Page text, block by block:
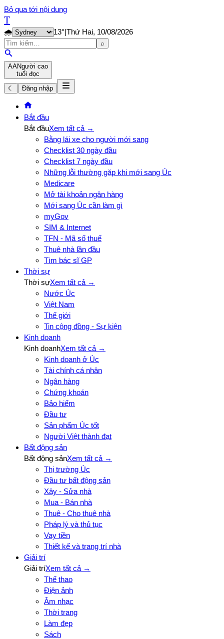
Bỏ qua tới nội dung
T
🌧️ 13°|Thứ Hai, 10/08/2026
⌕
AANgười cao
tuổi đọc
☾
Đăng nhập
Bắt đầu
Bắt đầuXem tất cả →
Bằng lái xe cho người mới sang
Checklist 30 ngày đầu
Checklist 7 ngày đầu
Những lỗi thường gặp khi mới sang Úc
Medicare
Mở tài khoản ngân hàng
Mới sang Úc cần làm gì
myGov
SIM & Internet
TFN - Mã số thuế
Thuê nhà lần đầu
Tìm bác sĩ GP
Thời sự
Thời sựXem tất cả →
Nước Úc
Việt Nam
Thế giới
Tin cộng đồng - Sự kiện
Kinh doanh
Kinh doanhXem tất cả →
Kinh doanh ở Úc
Tài chính cá nhân
Ngân hàng
Chứng khoán
Bảo hiểm
Đầu tư
Sản phẩm Úc tốt
Người Việt thành đạt
Bất động sản
Bất động sảnXem tất cả →
Thị trường Úc
Đầu tư bất động sản
Xây - Sửa nhà
Mua - Bán nhà
Thuê - Cho thuê nhà
Pháp lý và thủ tục
Vay tiền
Thiết kế và trang trí nhà
Giải trí
Giải tríXem tất cả →
Thể thao
Điện ảnh
Âm nhạc
Thời trang
Làm đẹp
Sách